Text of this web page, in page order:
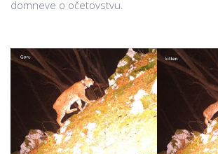
domneve o očetovstvu.